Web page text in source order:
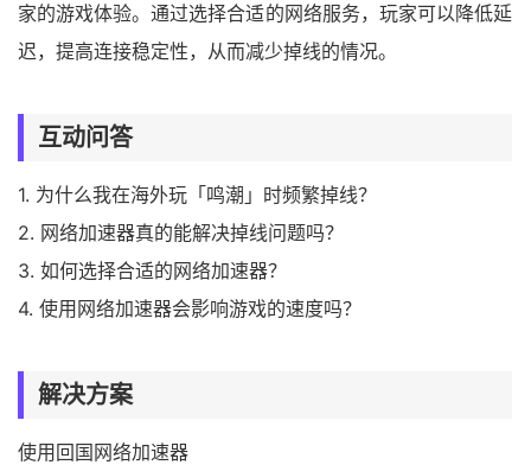
家的游戏体验。通过选择合适的网络服务，玩家可以降低延
迟，提高连接稳定性，从而减少掉线的情况。
互动问答
1. 为什么我在海外玩「鸣潮」时频繁掉线？
2. 网络加速器真的能解决掉线问题吗？
3. 如何选择合适的网络加速器？
4. 使用网络加速器会影响游戏的速度吗？
解决方案
使用回国网络加速器